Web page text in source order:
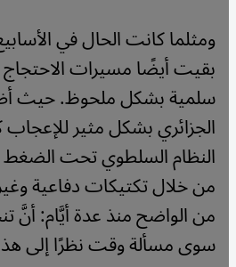
ومثلما كانت الحال في
بقيت أيضًا مسيرات الاحتجاج
سلمية بشكل ملحوظ. حيث
الجزائري بشكل مثير
النظام السلطوي تحت
من خلال تكتيكات دفاعية
من الواضح منذ عدة أيَّام: أنَّ
سوى مسألة وقت نظرًا إلى